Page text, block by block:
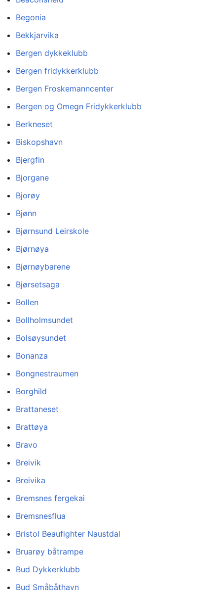
Begonia
Bekkjarvika
Bergen dykkeklubb
Bergen fridykkerklubb
Bergen Froskemanncenter
Bergen og Omegn Fridykkerklubb
Berkneset
Biskopshavn
Bjergfin
Bjorgane
Bjorøy
Bjønn
Bjørnsund Leirskole
Bjørnøya
Bjørnøybarene
Bjørsetsaga
Bollen
Bollholmsundet
Bolsøysundet
Bonanza
Bongnestraumen
Borghild
Brattaneset
Brattøya
Bravo
Breivik
Breivika
Bremsnes fergekai
Bremsnesflua
Bristol Beaufighter Naustdal
Bruarøy båtrampe
Bud Dykkerklubb
Bud Småbåthavn